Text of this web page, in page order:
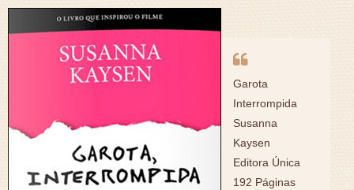
Garota
Interrompida
Susanna
Kaysen
Editora Única
192 Páginas